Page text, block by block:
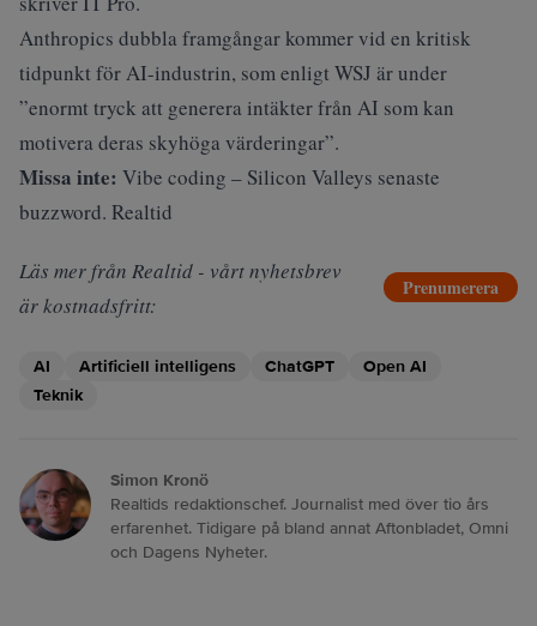
Anthropics dubbla framgångar kommer vid en kritisk
tidpunkt för AI-industrin, som enligt WSJ är under
”enormt tryck att generera intäkter från AI som kan
motivera deras skyhöga värderingar”.
Missa inte: Vibe coding – Silicon Valleys senaste
buzzword. Realtid
Läs mer från Realtid - vårt nyhetsbrev
är kostnadsfritt:
Prenumerera
AI Artificiell intelligens ChatGPT
Open AI
Teknik
Simon Kronö
Realtids redaktionschef. Journalist med över tio års
erfarenhet. Tidigare på bland annat Aftonbladet, Omni
och Dagens Nyheter.